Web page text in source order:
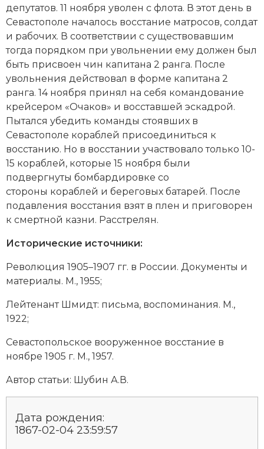
Новейшая история
Нумизматика
Образование
Общественные объединения и организации
Политическая история
Революции и народные движения
Религия и церковь
Россия
Северная Америка
Социально-экономическая история
Специальные исторические дисциплины
Южная Америка
депутатов. 11 ноября уволен с флота. В этот день в
Севастополе началось восстание матросов, солдат
и рабочих. В соответствии с существовавшим
тогда порядком при увольнении ему должен был
быть присвоен чин капитана 2 ранга. После
увольнения действовал в форме капитана 2
ранга. 14 ноября принял на себя командование
крейсером «Очаков» и восставшей эскадрой.
Пытался убедить команды стоявших в
Севастополе кораблей присоединиться к
восстанию. Но в восстании участвовало только 10-
15 кораблей, которые 15 ноября были
подвергнуты бомбардировке со
стороны кораблей и береговых батарей. После
подавления восстания взят в плен и приговорен
к смертной казни. Расстрелян.
Исторические источники:
Революция 1905–1907 гг. в России. Документы и
материалы. М., 1955;
Лейтенант Шмидт: письма, воспоминания. М.,
1922;
Севастопольское вооруженное восстание в
ноябре 1905 г. М., 1957.
Автор статьи: Шубин А.В.
Дата рождения:
1867-02-04 23:59:57